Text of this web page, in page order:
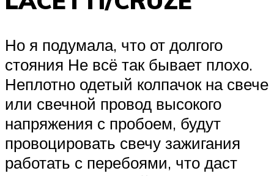
Но я подумала, что от долгого
стояния Не всё так бывает плохо.
Неплотно одетый колпачок на свече
или свечной провод высокого
напряжения с пробоем, будут
провоцировать свечу зажигания
работать с перебоями, что даст